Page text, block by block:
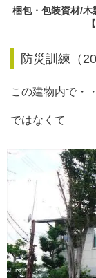
梱包・包装資材/
防災訓練（
この建物内で・
ではなくて